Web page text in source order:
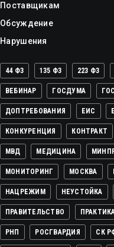
Поставщикам
Обсуждение
Нарушения
44 ФЗ 135 ФЗ 223 ФЗ
ВЕБИНАР ГОСДУМА
ДОПТРЕБОВАНИЯ ЕИС
КОНКУРЕНЦИЯ КОНТРАКТ
МВД МЕДИЦИНА
МОНИТОРИНГ МОСКВА
НАЦРЕЖИМ НЕУСТОЙКА
ПРАВИТЕЛЬСТВО
РНП РОСГВАРДИЯ СК